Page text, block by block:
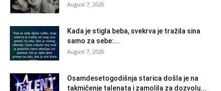
August 7, 2026
Kada je stigla beba, svekrva je tražila sina
samo za sebe:...
August 7, 2026
Osamdesetogodišnja starica došla je na
takmičenje talenata i zamolila za dozvolu...